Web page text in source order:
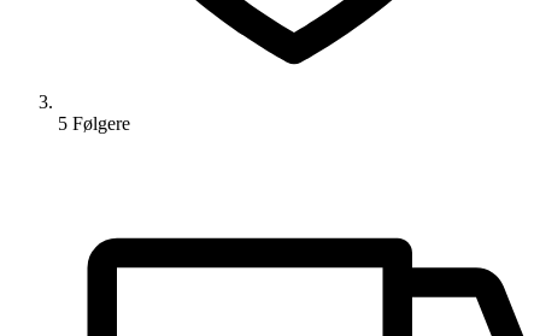
5 Følgere